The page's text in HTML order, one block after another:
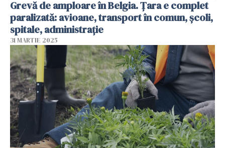
Grevă de amploare în Belgia. Țara e complet
paralizată: avioane, transport în comun, școli,
spitale, administrație
31 MARTIE 2025